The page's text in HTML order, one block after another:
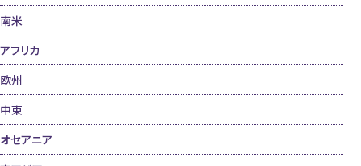
南米
アフリカ
欧州
中東
オセアニア